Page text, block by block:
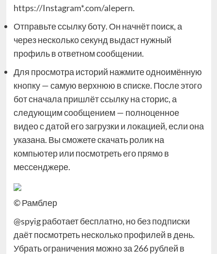
https://Instagram*.com/alepern.
Отправьте ссылку боту. Он начнёт поиск, а
через несколько секунд выдаст нужный
профиль в ответном сообщении.
Для просмотра историй нажмите одноимённую
кнопку — самую верхнюю в списке. После этого
бот сначала пришлёт ссылку на сторис, а
следующим сообщением — полноценное
видео с датой его загрузки и локацией, если она
указана. Вы сможете скачать ролик на
компьютер или посмотреть его прямо в
мессенджере.
© Рамблер
@spyig работает бесплатно, но без подписки
даёт посмотреть несколько профилей в день.
Убрать ограничения можно за 266 рублей в